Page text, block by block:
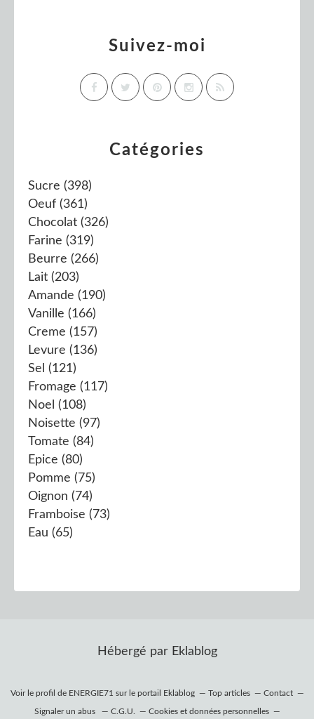
Catégories
Sucre (398)
Oeuf (361)
Chocolat (326)
Farine (319)
Beurre (266)
Lait (203)
Amande (190)
Vanille (166)
Creme (157)
Levure (136)
Sel (121)
Fromage (117)
Noel (108)
Noisette (97)
Tomate (84)
Epice (80)
Pomme (75)
Oignon (74)
Framboise (73)
Eau (65)
Suivez-moi
Hébergé par Eklablog
Voir le profil de ENERGIE71 sur le portail Eklablog Top articles Contact
Signaler un abus C.G.U. Cookies et données personnelles